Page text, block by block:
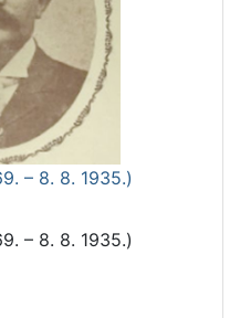
– 8. 8. 1935.)
– 8. 8. 1935.)